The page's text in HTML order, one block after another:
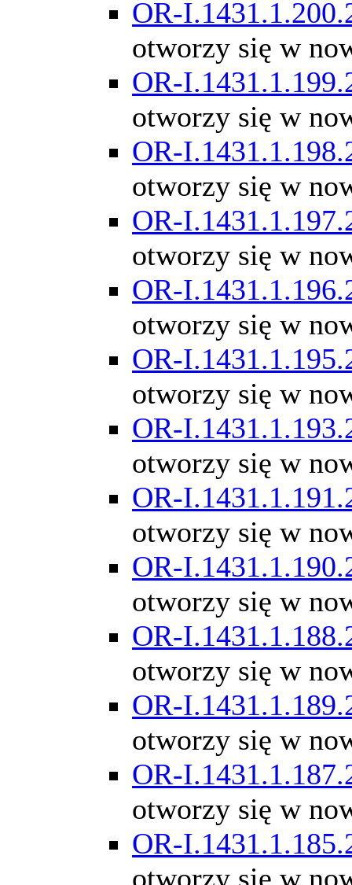
OR-
otworzy się w
OR-
otworzy się w
OR-
otworzy się w
OR-
otworzy się w
OR-
otworzy się w
OR-
otworzy się w
OR-
otworzy się w
OR-
otworzy się w
OR-
otworzy się w
OR-
otworzy się w
OR-
otworzy się w
OR-
otworzy się w
OR-
otworzy się w